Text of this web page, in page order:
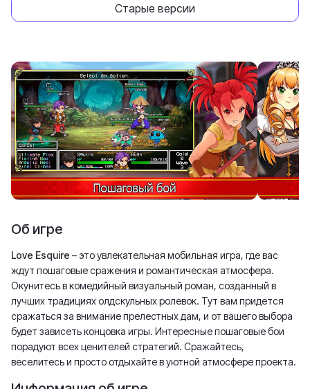
Старые версии
Об игре
Love Esquire – это увлекательная мобильная игра, где вас
ждут пошаговые сражения и романтическая атмосфера.
Окунитесь в комедийный визуальный роман, созданный в
лучших традициях олдскульных ролевок. Тут вам придется
сражаться за внимание прелестных дам, и от вашего выбора
будет зависеть концовка игры. Интересные пошаговые бои
порадуют всех ценителей стратегий. Сражайтесь,
веселитесь и просто отдыхайте в уютной атмосфере проекта.